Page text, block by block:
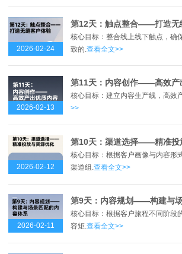
2026-02-24
第12天：触点整合——打造无
核心目标：整合线上线下触点，确
致的. 查看全文>>
2026-02-13
第11天：内容创作——高效产
核心目标：建立内容生产线，高效
>>
2026-02-12
第10天：渠道选择——精准投
核心目标：根据客户画像与内容形
渠道组. 查看全文>>
2026-02-11
第9天：内容规划——构建与
核心目标：根据客户旅程不同阶段
容矩.查看全文>>